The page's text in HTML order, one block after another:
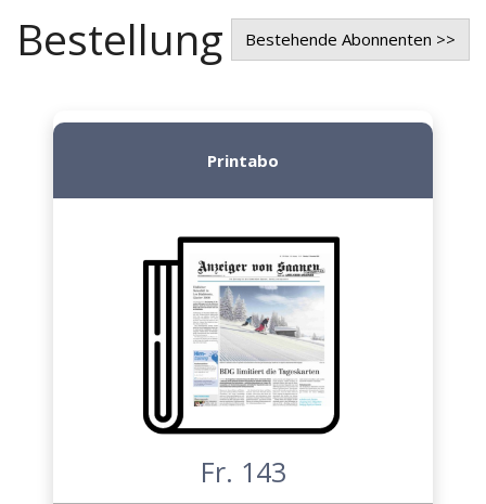
Bestellung Bestehende Abonnenten >>
Printabo
Fr. 143